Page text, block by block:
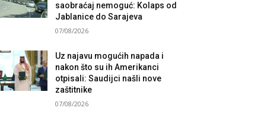
saobraćaj nemoguć: Kolaps od
Jablanice do Sarajeva
07/08/2026
Uz najavu mogućih napada i
nakon što su ih Amerikanci
otpisali: Saudijci našli nove
zaštitnike
07/08/2026